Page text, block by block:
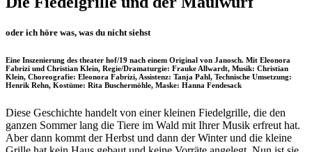
oder ich höre was, was du nicht siehst
Eine Inszenierung des theater hof/19 nach einem Original von Janosch. Mit Eleonora
Fabrizi und Christian Klein, Regie/Dramaturgie: Frauke Allwardt, Musik: Christian
Klein, Choreografie: Eleonora Fabrizi, Assistenz: Tanja Pahl, Technische Umsetzung:
Henrik Rehn, Kostüme: Rita Buschermöhle, Maske: Hanna Fendesack
Diese Geschichte handelt von einer kleinen Fiedelgrille, die den
ganzen Sommer lang die Tiere im Wald mit Ihrer Musik erfreut hat.
Aber dann kommt der Herbst und dann der Winter und die kleine